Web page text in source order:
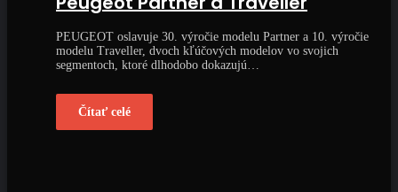
PEUGEOT oslavuje 30. výročie modelu Partner a 10. výročie
modelu Traveller, dvoch kľúčových modelov vo svojich
segmentoch, ktoré dlhodobo dokazujú…
Čítať celé